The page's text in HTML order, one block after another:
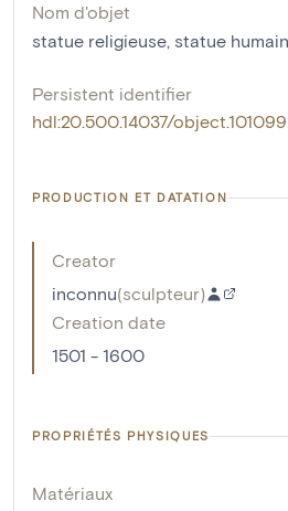
Nom d'objet
statue religieuse, statue
Persistent identifier
hdl:20.500.14037/
PRODUCTION ET DATATION
Creator
inconnu(sculpteur)
Creation date
1501 - 1600
PROPRIÉTÉS PHYSIQUES
Matériaux